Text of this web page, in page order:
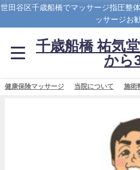
世田谷区千歳船橋でマッサージ指圧整
ッサージお
千歳船橋 祐気
から
健康保険マッサージ 当院について 施術